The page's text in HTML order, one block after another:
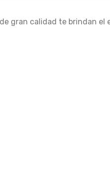
gran calidad te brindan el